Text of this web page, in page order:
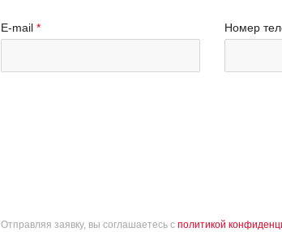
E-mail Номер
Отправляя заявку, вы соглашаетесь с политикой